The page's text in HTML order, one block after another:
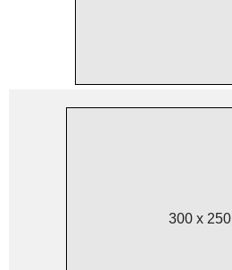
300 x 250